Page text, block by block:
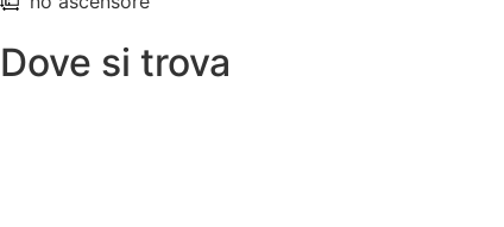
Dove si trova